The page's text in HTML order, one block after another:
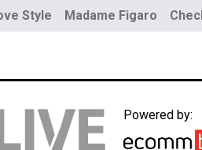
Style Madame Figaro
Powered by: